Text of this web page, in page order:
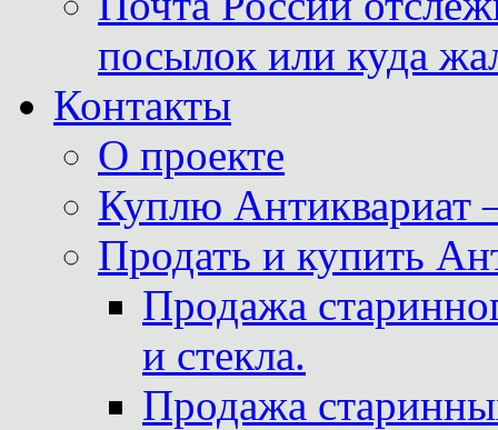
посылок или куда
Контакты
О проекте
Куплю Антиквариат
Продать и купить
Продажа
и стекла.
Продажа